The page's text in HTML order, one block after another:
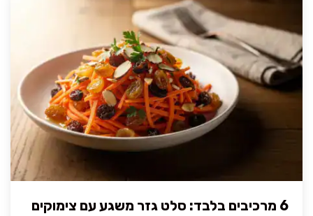
6 מרכיבים בלבד: סלט גזר משגע עם צימוקים